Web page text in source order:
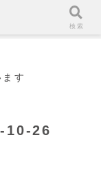
す
10-26
検索